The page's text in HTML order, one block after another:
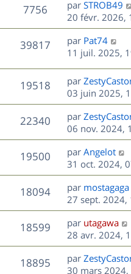
s
n
i
e
r
m
e
s
s
a
g
e
7756V
u
e
D
e
r
n
i
e
r
m
e
s
s
a
g
e
par STROB49
20 févr. 2026,
39817V
u
e
D
e
n
i
e
r
m
e
s
s
a
g
e
par Pat74
11 juil. 2025,
19518V
u
s
D
e
r
n
i
e
r
m
e
s
s
a
g
e
par
03 juin 2025,
22340V
u
D
e
r
n
i
e
r
m
e
s
s
a
g
par
06 nov. 2024,
19500V
u
s
D
e
r
n
i
e
r
m
e
s
par Angelot
31 oct. 2024,
18094V
u
D
e
r
n
i
e
r
par mostagaga
27 sept. 2024,
18599V
u
D
e
r
n
i
par utagawa
28 avr. 2024,
18895V
D
e
par
30 mars 2024,